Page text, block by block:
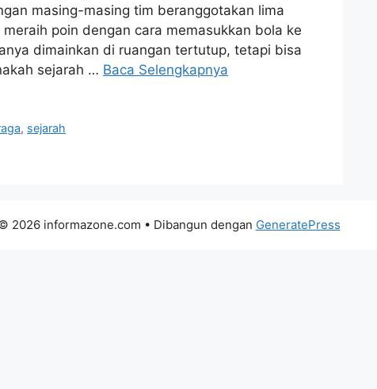
masing-masing tim beranggotakan lima
poin dengan cara memasukkan bola ke
dimainkan di ruangan tertutup, tetapi bisa
sejarah … Baca Selengkapnya
, sejarah
2026 informazone.com • Dibangun dengan GeneratePress